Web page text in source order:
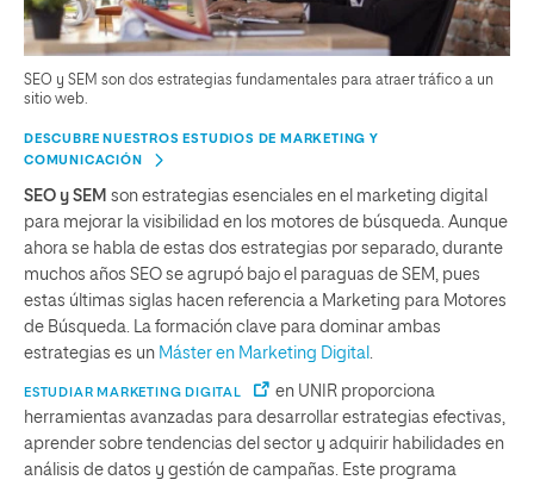
SEO y SEM son dos estrategias fundamentales para atraer tráfico a un
sitio web.
DESCUBRE NUESTROS ESTUDIOS DE MARKETING Y
COMUNICACIÓN
SEO y SEM son estrategias esenciales en el marketing digital
para mejorar la visibilidad en los motores de búsqueda. Aunque
ahora se habla de estas dos estrategias por separado, durante
muchos años SEO se agrupó bajo el paraguas de SEM, pues
estas últimas siglas hacen referencia a Marketing para Motores
de Búsqueda. La formación clave para dominar ambas
estrategias es un Máster en Marketing Digital
ESTUDIAR MARKETING DIGITAL
en UNIR proporciona
herramientas avanzadas para desarrollar estrategias efectivas,
aprender sobre tendencias del sector y adquirir habilidades en
análisis de datos y gestión de campañas. Este programa